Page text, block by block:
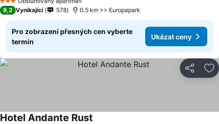
3 Počet hvězdiček
9,2 Vynikající 578 0.5 km >> Europapark
Pro zobrazení přesných cen vyberte
termín
Ukázat ceny
Sdílet
Hotel Andante Rust